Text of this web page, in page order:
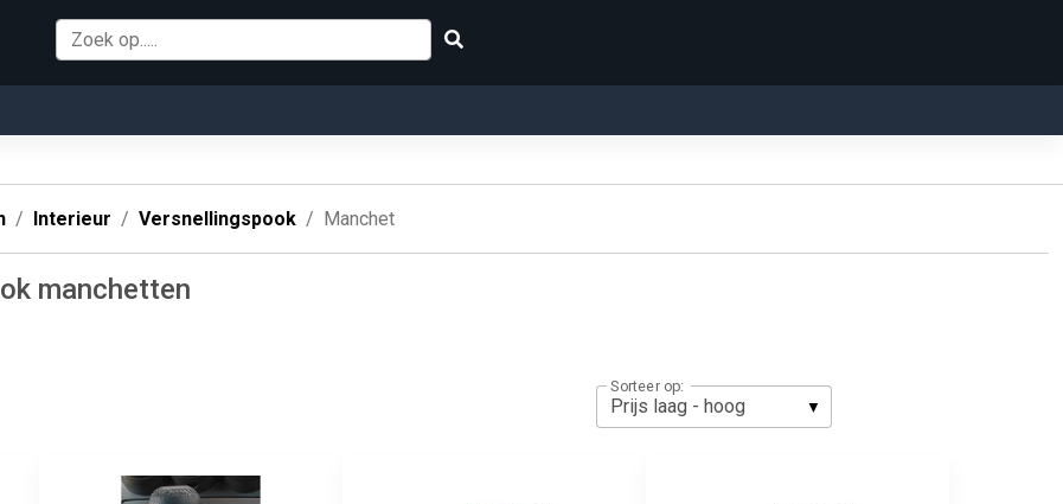
Interieur Versnellingspook Manchet
manchetten
Sorteer op: